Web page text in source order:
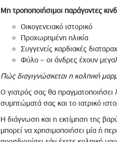
Μη τροποποιήσιμοι παράγοντες
Οικογενειακό ιστορικό
Προχωρημένη ηλικία
Συγγενείς καρδιακές
Φύλο – οι άνδρες έχουν
Πώς διαγιγνώσκεται η κολπική
Ο γιατρός σας θα
συμπτώματά σας και το ιατρικό
Η διάγνωση και η εκτίμηση της
μπορεί να χρησιμοποιήσει μία ή